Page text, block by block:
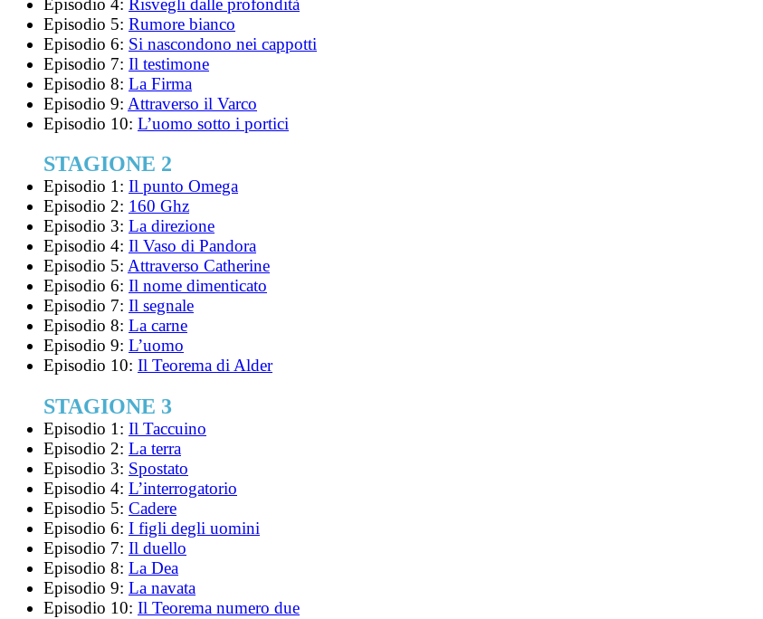
Episodio 5: Rumore bianco
Episodio 6: Si nascondono nei cappotti
Episodio 7: Il testimone
Episodio 8: La Firma
Episodio 9: Attraverso il Varco
Episodio 10: L’uomo sotto i portici
STAGIONE 2
Episodio 1: Il punto Omega
Episodio 2: 160 Ghz
Episodio 3: La direzione
Episodio 4: Il Vaso di Pandora
Episodio 5: Attraverso Catherine
Episodio 6: Il nome dimenticato
Episodio 7: Il segnale
Episodio 8: La carne
Episodio 9: L’uomo
Episodio 10: Il Teorema di Alder
STAGIONE 3
Episodio 1: Il Taccuino
Episodio 2: La terra
Episodio 3: Spostato
Episodio 4: L’interrogatorio
Episodio 5: Cadere
Episodio 6: I figli degli uomini
Episodio 7: Il duello
Episodio 8: La Dea
Episodio 9: La navata
Episodio 10: Il Teorema numero due